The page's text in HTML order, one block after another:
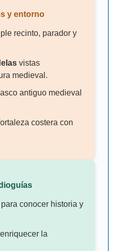
y entorno
recinto, parador y
vistas
medieval.
antiguo medieval
costera con
conocer historia y
la